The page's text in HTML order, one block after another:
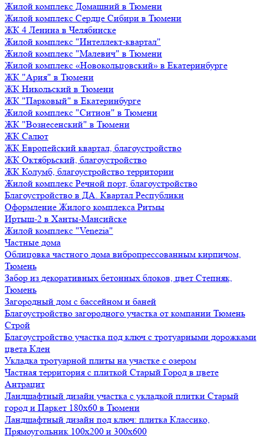
Жилой комплекс Домашний в Тюмени
Жилой комплекс Сердце Сибири в Тюмени
ЖК 4 Ленина в Челябинске
Жилой комплекс "Интеллект-квартал"
Жилой комплекс "Малевич" в Тюмени
Жилой комплекс «Новокольцовский» в Екатеринбурге
ЖК "Ария" в Тюмени
ЖК Никольский в Тюмени
ЖК "Парковый" в Екатеринбурге
Жилой комплекс "Ситион" в Тюмени
ЖК "Вознесенский" в Тюмени
ЖК Салют
ЖК Европейский квартал, благоустройство
ЖК Октябрьский, благоустройство
ЖК Колумб, благоустройство территории
Жилой комплекс Речной порт, благоустройство
Благоустройство в ДА. Квартал Республики
Оформление Жилого комплекса Ритмы
Иртыш-2 в Ханты-Мансийске
Жилой комплекс "Venezia"
Частные дома
Облицовка частного дома вибропрессованным кирпичом,
Тюмень
Забор из декоративных бетонных блоков, цвет Степняк,
Тюмень
Загородный дом с бассейном и баней
Благоустройство загородного участка от компании Тюмень
Строй
Благоустройство участка под ключ с тротуарными дорожками
цвета Клен
Укладка тротуарной плиты на участке с озером
Частная территория с плиткой Старый Город в цвете
Антрацит
Ландшафтный дизайн участка с укладкой плитки Старый
город и Паркет 180х60 в Тюмени
Ландшафтный дизайн под ключ: плитка Классико,
Прямоугольник 100х200 и 300х600